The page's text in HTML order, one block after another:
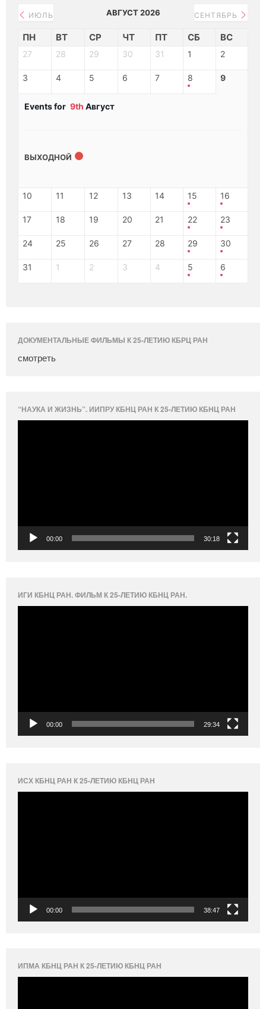
ИЮЛЬ АВГУСТ 2026 СЕНТЯБРЬ
ПН ВТ СР ЧТ ПТ СБ ВС
27 28 29 30 31 1 2
3 4 5 6 7 8 9
Events for 9th Август
ВЫХОДНОЙ
10 11 12 13 14 15 16
17 18 19 20 21 22 23
24 25 26 27 28 29 30
31 1 2 3 4 5 6
ДОКУМЕНТАЛЬНЫЕ ФИЛЬМЫ К 25-ЛЕТИЮ КБРЦ РАН
смотреть
“НАУКА И ЖИЗНЬ”. ИИПРУ КБНЦ РАН К 25-ЛЕТИЮ КБНЦ РАН
00:00 30:18
ИГИ КБНЦ РАН. ФИЛЬМ К 25-ЛЕТИЮ КБНЦ РАН.
00:00 29:34
ИСХ КБНЦ РАН К 25-ЛЕТИЮ КБНЦ РАН
00:00 38:47
ИПМА КБНЦ РАН К 25-ЛЕТИЮ КБНЦ РАН